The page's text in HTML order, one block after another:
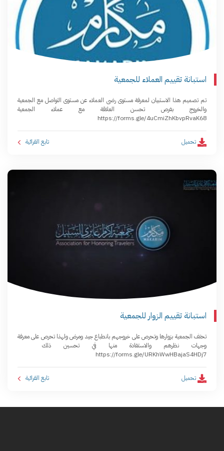
استبانة تقييم العملاء للجمعية
تم تصميم هذا الاستبيان لمعرفة مستوى رضى العملاء عن مستوى التواصل مع الجمعية
والخروج بفرص تحسن العلاقة مع عملاء الجمعية
https://forms.gle/4uCmiZhKbvpRvaK68
تحميل تابع القرائية ­ ­
استبانة تقييم الزوار للجمعية
تحتف الجمعية بزوارها وتحرص على خروجهم بانطباع جيد ومرض ولهذا تحرص على معرفة
وجهات نظرهم والاستفادة منها في تحسين ذلك
https://forms.gle/URKhWwHBajaS4HDj7
تحميل تابع القرائية ­ ­